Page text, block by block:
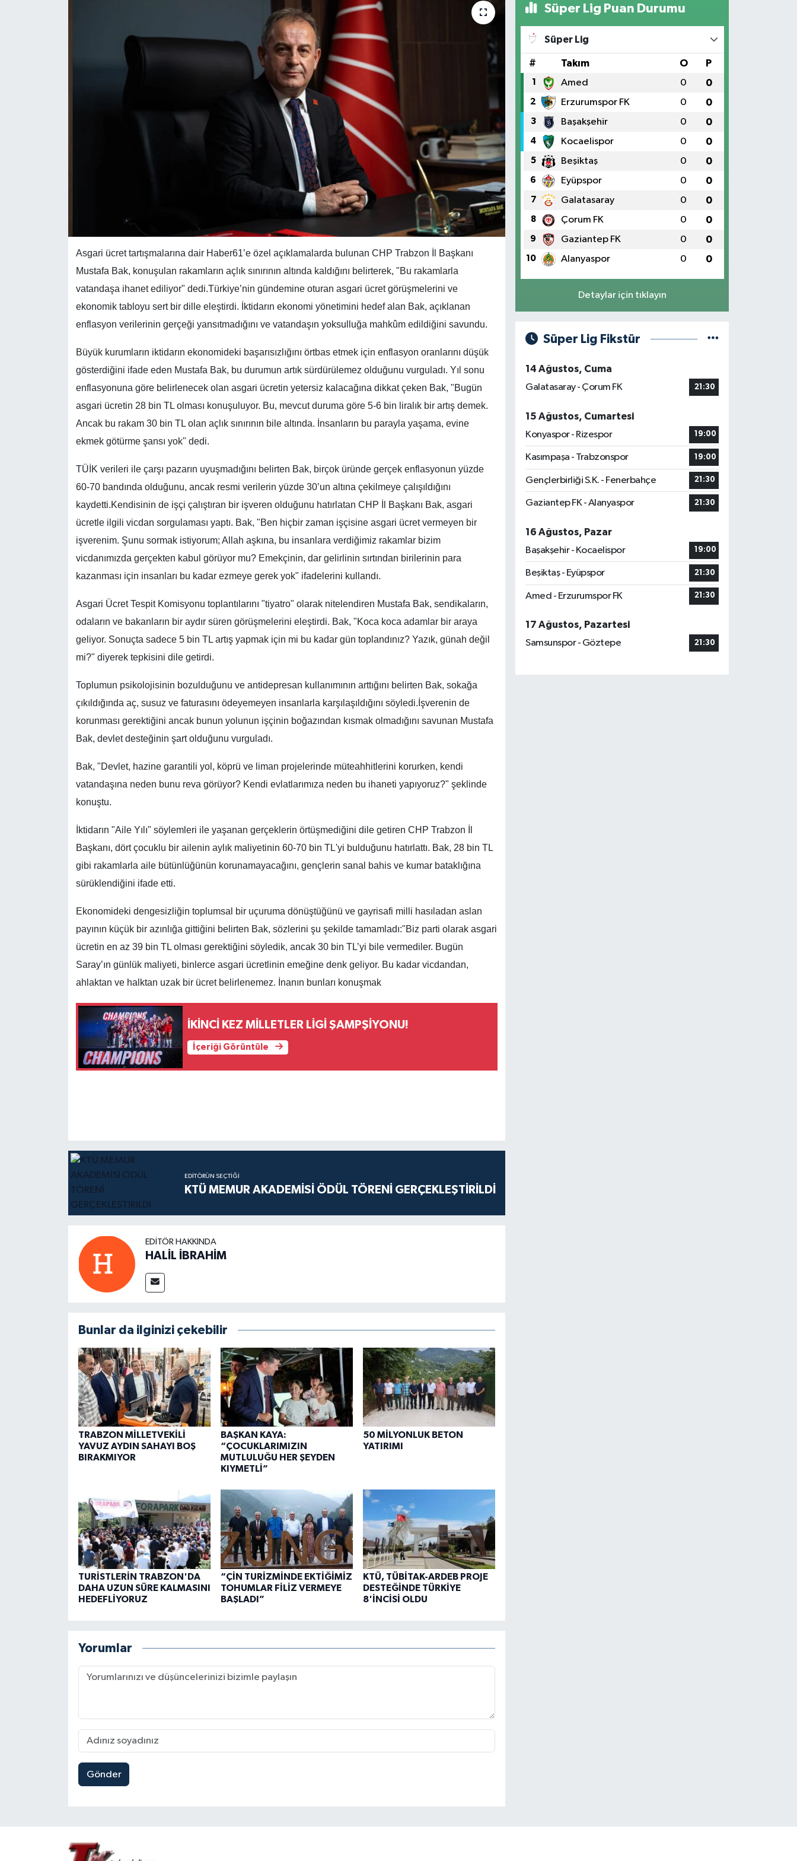
Asgari ücret tartışmalarına dair Haber61’e özel açıklamalarda bulunan CHP Trabzon İl Başkanı
Mustafa Bak, konuşulan rakamların açlık sınırının altında kaldığını belirterek, "Bu rakamlarla
vatandaşa ihanet ediliyor" dedi.Türkiye’nin gündemine oturan asgari ücret görüşmelerini ve
ekonomik tabloyu sert bir dille eleştirdi. İktidarın ekonomi yönetimini hedef alan Bak, açıklanan
enflasyon verilerinin gerçeği yansıtmadığını ve vatandaşın yoksulluğa mahkûm edildiğini savundu.
Büyük kurumların iktidarın ekonomideki başarısızlığını örtbas etmek için enflasyon oranlarını düşük
gösterdiğini ifade eden Mustafa Bak, bu durumun artık sürdürülemez olduğunu vurguladı. Yıl sonu
enflasyonuna göre belirlenecek olan asgari ücretin yetersiz kalacağına dikkat çeken Bak, "Bugün
asgari ücretin 28 bin TL olması konuşuluyor. Bu, mevcut duruma göre 5-6 bin liralık bir artış demek.
Ancak bu rakam 30 bin TL olan açlık sınırının bile altında. İnsanların bu parayla yaşama, evine
ekmek götürme şansı yok" dedi.
TÜİK verileri ile çarşı pazarın uyuşmadığını belirten Bak, birçok üründe gerçek enflasyonun yüzde
60-70 bandında olduğunu, ancak resmi verilerin yüzde 30’un altına çekilmeye çalışıldığını
kaydetti.Kendisinin de işçi çalıştıran bir işveren olduğunu hatırlatan CHP İl Başkanı Bak, asgari
ücretle ilgili vicdan sorgulaması yaptı. Bak, "Ben hiçbir zaman işçisine asgari ücret vermeyen bir
işverenim. Şunu sormak istiyorum; Allah aşkına, bu insanlara verdiğimiz rakamlar bizim
vicdanımızda gerçekten kabul görüyor mu? Emekçinin, dar gelirlinin sırtından birilerinin para
kazanması için insanları bu kadar ezmeye gerek yok" ifadelerini kullandı.
Asgari Ücret Tespit Komisyonu toplantılarını "tiyatro" olarak nitelendiren Mustafa Bak, sendikaların,
odaların ve bakanların bir aydır süren görüşmelerini eleştirdi. Bak, "Koca koca adamlar bir araya
geliyor. Sonuçta sadece 5 bin TL artış yapmak için mi bu kadar gün toplandınız? Yazık, günah değil
mi?" diyerek tepkisini dile getirdi.
Toplumun psikolojisinin bozulduğunu ve antidepresan kullanımının arttığını belirten Bak, sokağa
çıkıldığında aç, susuz ve faturasını ödeyemeyen insanlarla karşılaşıldığını söyledi.İşverenin de
korunması gerektiğini ancak bunun yolunun işçinin boğazından kısmak olmadığını savunan Mustafa
Bak, devlet desteğinin şart olduğunu vurguladı.
Bak, "Devlet, hazine garantili yol, köprü ve liman projelerinde müteahhitlerini korurken, kendi
vatandaşına neden bunu reva görüyor? Kendi evlatlarımıza neden bu ihaneti yapıyoruz?" şeklinde
konuştu.
İktidarın "Aile Yılı" söylemleri ile yaşanan gerçeklerin örtüşmediğini dile getiren CHP Trabzon İl
Başkanı, dört çocuklu bir ailenin aylık maliyetinin 60-70 bin TL'yi bulduğunu hatırlattı. Bak, 28 bin TL
gibi rakamlarla aile bütünlüğünün korunamayacağını, gençlerin sanal bahis ve kumar bataklığına
sürüklendiğini ifade etti.
Ekonomideki dengesizliğin toplumsal bir uçuruma dönüştüğünü ve gayrisafi milli hasıladan aslan
payının küçük bir azınlığa gittiğini belirten Bak, sözlerini şu şekilde tamamladı:"Biz parti olarak asgari
ücretin en az 39 bin TL olması gerektiğini söyledik, ancak 30 bin TL’yi bile vermediler. Bugün
Saray’ın günlük maliyeti, binlerce asgari ücretlinin emeğine denk geliyor. Bu kadar vicdandan,
ahlaktan ve halktan uzak bir ücret belirlenemez. İnanın bunları konuşmak
İKİNCİ KEZ MİLLETLER LİGİ ŞAMPŞİYONU!
İçeriği Görüntüle
EDITÖRÜN SEÇTIĞI
KTÜ MEMUR AKADEMİSİ ÖDÜL TÖRENİ GERÇEKLEŞTİRİLDİ
EDITÖR HAKKINDA
HALİL İBRAHİM
Bunlar da ilginizi çekebilir
TRABZON MİLLETVEKİLİ
YAVUZ AYDIN SAHAYI BOŞ
BIRAKMIYOR
BAŞKAN KAYA:
“ÇOCUKLARIMIZIN
MUTLULUĞU HER ŞEYDEN
KIYMETLİ”
50 MİLYONLUK BETON
YATIRIMI
TURİSTLERİN TRABZON'DA
DAHA UZUN SÜRE KALMASINI
HEDEFLİYORUZ
“ÇİN TURİZMİNDE EKTİĞİMİZ
TOHUMLAR FİLİZ VERMEYE
BAŞLADI”
KTÜ, TÜBİTAK-ARDEB PROJE
DESTEĞİNDE TÜRKİYE
8'İNCİSİ OLDU
Yorumlar
Gönder
Süper Lig Puan Durumu
Süper Lig
# Takım O P
1 Amed 0 0
2 Erzurumspor FK 0 0
3 Başakşehir 0 0
4 Kocaelispor 0 0
5 Beşiktaş 0 0
6 Eyüpspor 0 0
7 Galatasaray 0 0
8 Çorum FK 0 0
9 Gaziantep FK 0 0
10 Alanyaspor 0 0
Detaylar için tıklayın
Süper Lig Fikstür
14 Ağustos, Cuma
Galatasaray - Çorum FK
21:30
15 Ağustos, Cumartesi
Konyaspor - Rizespor
19:00
Kasımpaşa - Trabzonspor 19:00
Gençlerbirliği S.K. - Fenerbahçe 21:30
Gaziantep FK - Alanyaspor 21:30
16 Ağustos, Pazar
Başakşehir - Kocaelispor
19:00
Beşiktaş - Eyüpspor 21:30
Amed - Erzurumspor FK 21:30
17 Ağustos, Pazartesi
Samsunspor - Göztepe
21:30